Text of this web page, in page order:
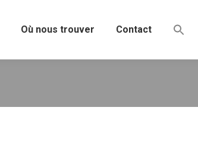
Où nous trouver Contact